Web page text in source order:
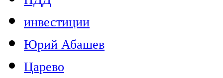
инвестиции
Юрий Абашев
Царево